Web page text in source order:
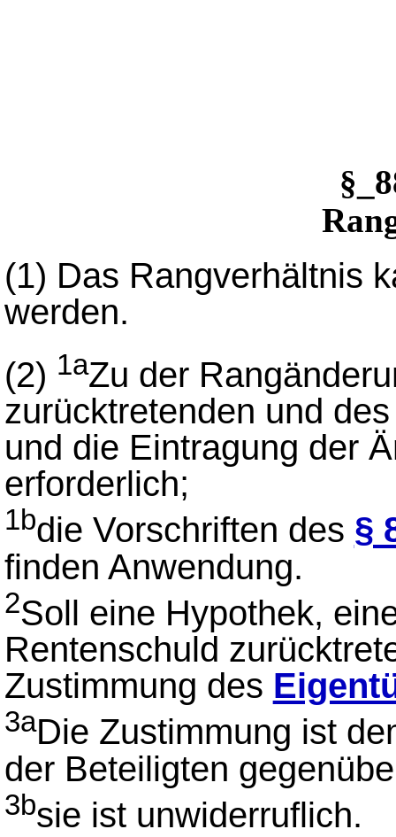
(1) Das Rangverhältnis
werden.
(2) 1aZu der
zurücktretenden und
und die Eintragung der
erforderlich;
1bdie Vorschriften des §
finden Anwendung.
2Soll eine Hypothek,
Rentenschuld
Zustimmung des
3aDie Zustimmung ist
der Beteiligten
3bsie ist unwiderruflich.